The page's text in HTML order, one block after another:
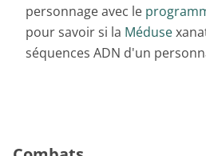
personnage avec le
pour savoir si la Méduse
séquences ADN d'un